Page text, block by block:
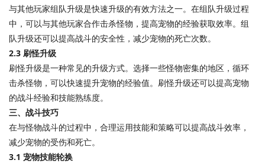
与其他玩家组队升级是快速升级的有效方法之一。在组队升级过程
中，可以与其他玩家合作击杀怪物，提高宠物的经验获取效率。组
队升级还可以提高战斗的安全性，减少宠物的死亡次数。
2.3 刷怪升级
刷怪升级是一种常见的升级方式。选择一些怪物密集的地区，循环
击杀怪物，可以快速提升宠物的经验值。刷怪升级还可以提高宠物
的战斗经验和技能熟练度。
三、战斗技巧
在与怪物战斗的过程中，合理运用技能和策略可以提高战斗效率，
减少宠物的受伤和死亡。
3.1 宠物技能轮换